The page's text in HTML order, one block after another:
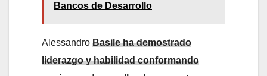
Bancos de Desarrollo
Alessandro Basile ha demostrado
liderazgo y habilidad conformando